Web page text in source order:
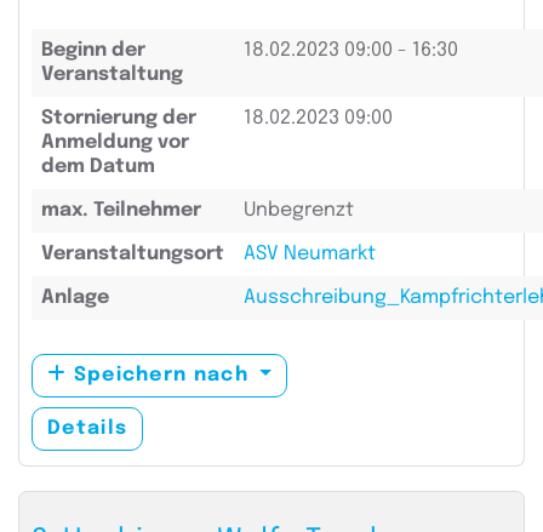
Beginn der
Veranstaltung
18.02.2023 09:00 - 16:30
Stornierung der
Anmeldung vor
dem Datum
18.02.2023 09:00
max. Teilnehmer Unbegrenzt
Veranstaltungsort ASV Neumarkt
Anlage
Speichern nach
Details